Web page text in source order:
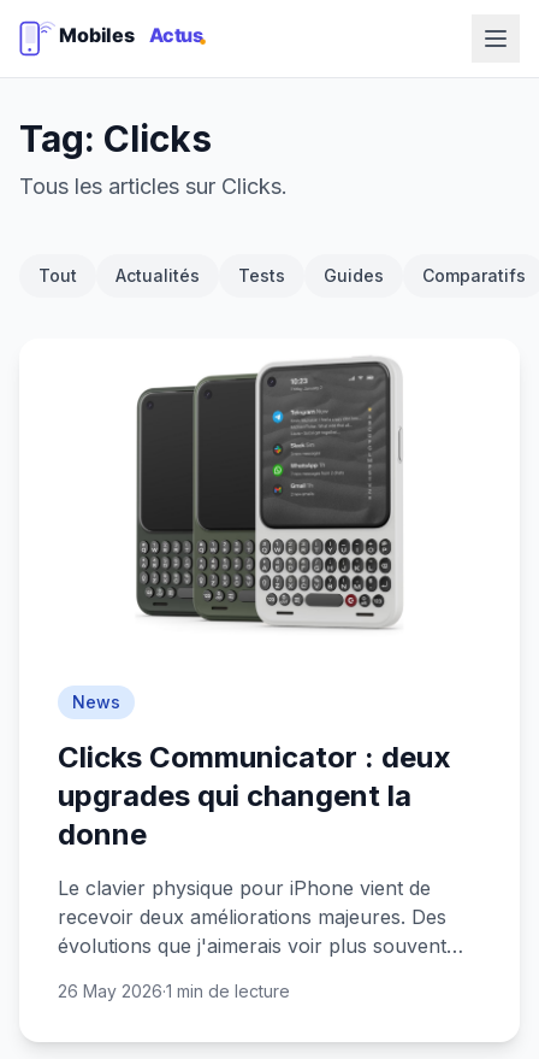
Tag: Clicks
Tous les articles sur Clicks.
Tout Actualités Tests Guides Comparatifs
News
Clicks Communicator : deux
upgrades qui changent la
donne
Le clavier physique pour iPhone vient de
recevoir deux améliorations majeures. Des
évolutions que j'aimerais voir plus souvent
26 May 2026·1 min de lecture